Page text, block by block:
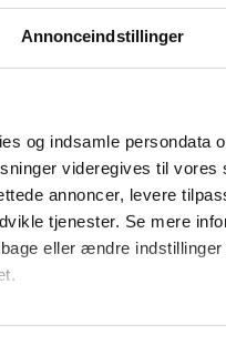
Annonceindstillinger
og indsamle persondata
videregives til vores
annoncer, levere
tjenester. Se mere
eller ændre